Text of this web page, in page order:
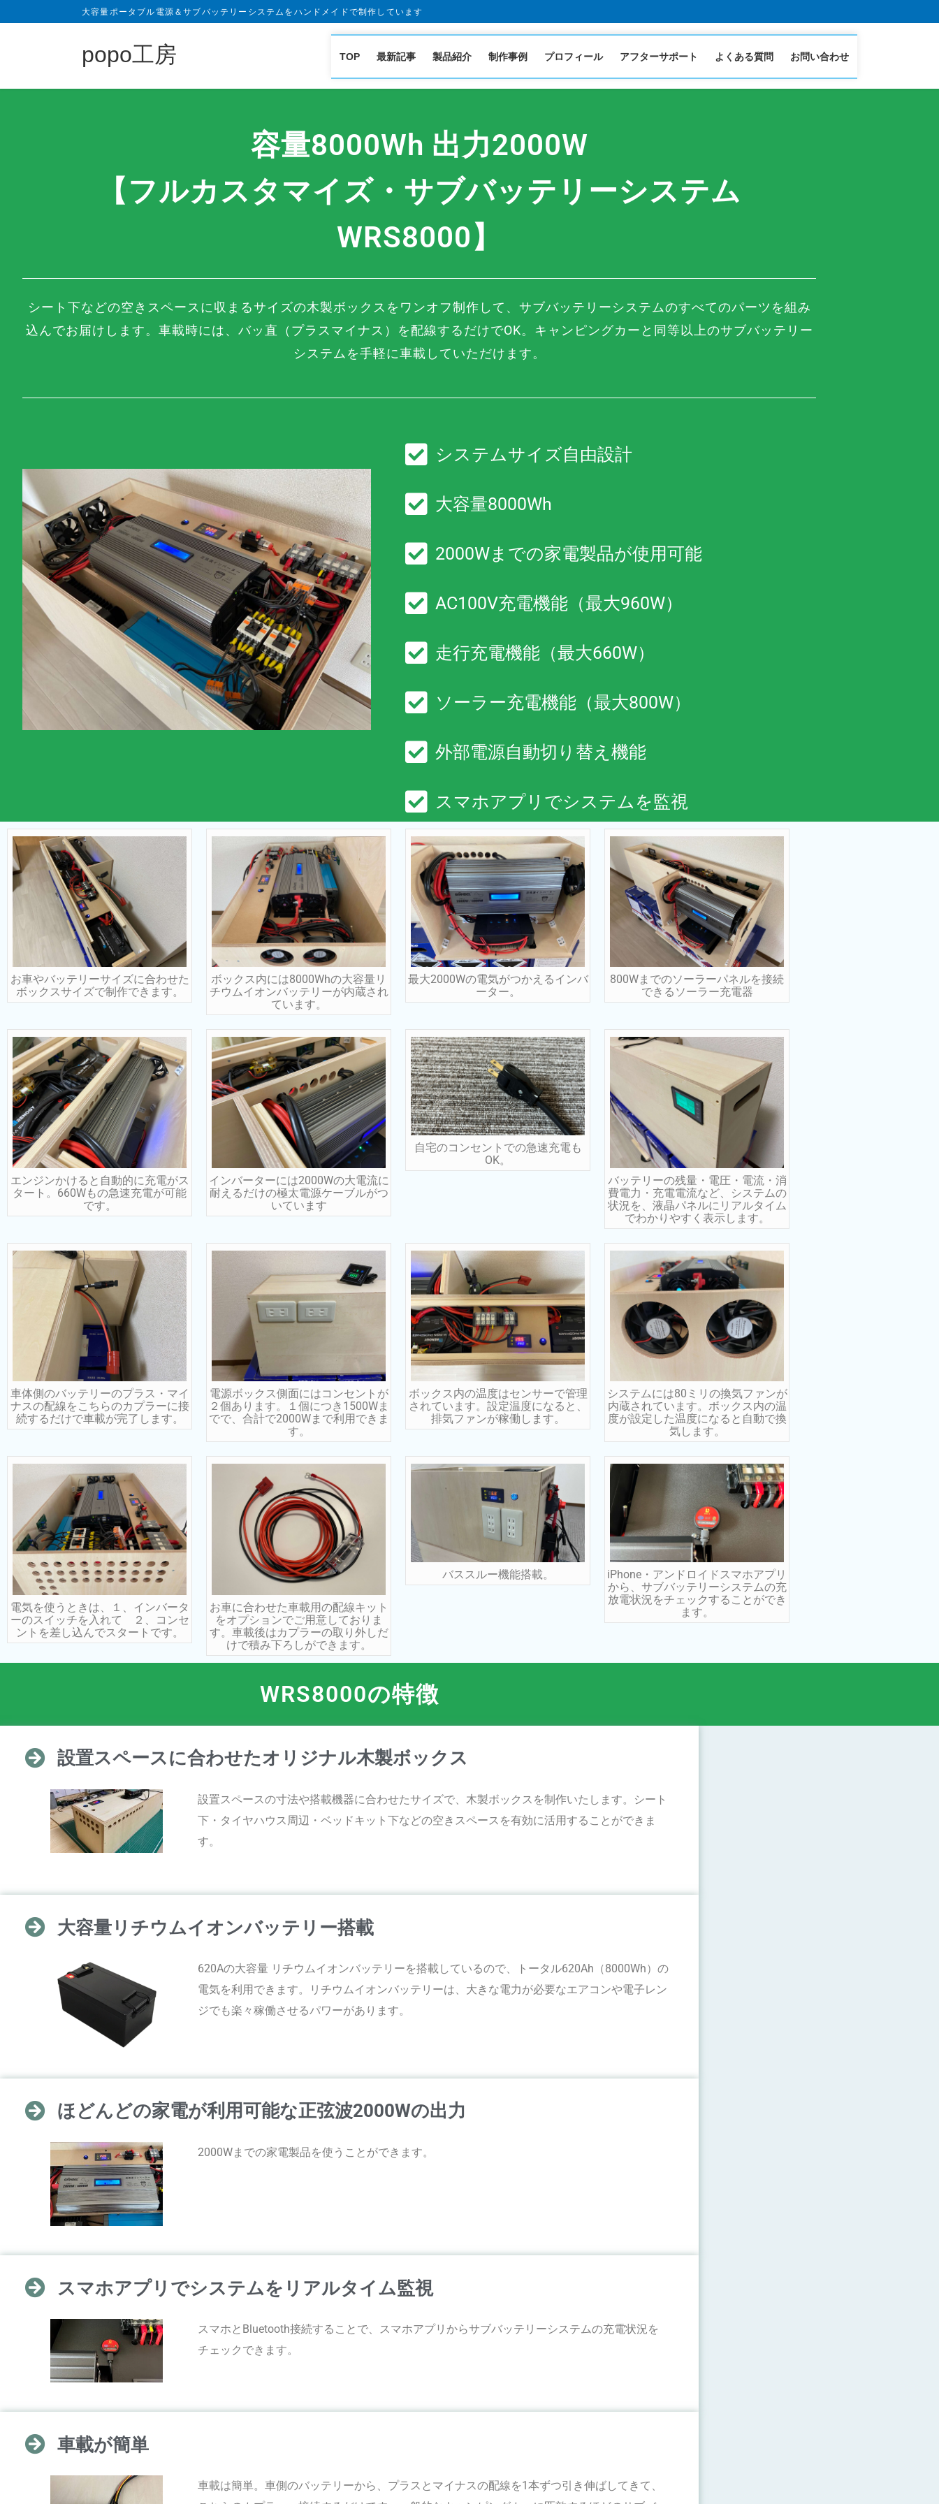
大容量ポータブル電源＆サブバッテリーシステムをハンドメイドで制作しています
popo工房 TOP 最新記事 製品紹介 制作事例 プロフィール アフターサポート よくある質問 お問い合わせ
容量8000Wh 出力2000W
【フルカスタマイズ・サブバッテリーシステム
WRS8000】
シート下などの空き スペースに収まるサイズの木製ボックスをワンオフ制作して、サブバッテリーシステムのすべてのパーツを組み
込んでお届けします。車載時には、バッ直（プラスマイナス）を配線するだけでOK。キャンピングカーと同等以上のサブバッテリー
システムを手軽に車載していただけます。
システムサイズ自由設計
大容量8000Wh
2000Wまでの家電製品が使用可能
AC100V充電機能（最大960W）
走行充電機能（最大660W）
ソーラー充電機能（最大800W）
外部電源自動切り替え機能
スマホアプリでシステムを監視
お車やバッテリーサイズに合わせた
ボックスサイズで制作できます。
ボックス内には8000Whの大容量リ
チウムイオンバッテリーが内蔵され
ています。
最大2000Wの電気がつかえるインバ
ーター。
800Wまでのソーラーパネルを接続
できるソーラー充電器
エンジンかけると自動的に充電がス
タート。660Wもの急速充電が可能
です。
インバーターには2000Wの大電流に
耐えるだけの極太電源ケーブルがつ
いています
自宅のコンセントでの急速充電も
OK。
バッテリーの残量・電圧・電流・消
費電力・充電電流など、システムの
状況を、液晶パネルにリアルタイム
でわかりやすく表示します。
車体側のバッテリーのプラス・マイ
ナスの配線をこちらのカプラーに接
続するだけで車載が完了します。
電源ボックス側面にはコンセントが
２個あります。１個につき1500Wま
でで、合計で2000Wまで利用できま
す。
ボックス内の温度はセンサーで管理
されています。設定温度になると、
排気ファンが稼働します。
システムには80ミリの換気ファンが
内蔵されています。ボックス内の温
度が設定した温度になると自動で換
気します。
電気を使うときは、１、インバータ
ーのスイッチを入れて ２、コンセ
ントを差し込んでスタートです。
お車に合わせた車載用の配線キット
をオプションでご用意しておりま
す。車載後はカプラーの取り外しだ
けで積み下ろしができます。
バススルー機能搭載。
iPhone・アンドロイドスマホアプリ
から、サブバッテリーシステムの充
放電状況をチェックすることができ
ます。
WRS8000の特徴
設置スペースに合わせたオリジナル木製ボックス
設置スペースの寸法や搭載機器に合わせたサイズで、木製ボックスを制作いたします。シート
下・タイヤハウス周辺・ベッドキット下などの空きスペースを有効に活用することができま
す。
大容量リチウムイオンバッテリー搭載
620Aの大容量 リチウムイオンバッテリーを搭載しているので、トータル620Ah（8000Wh）の
電気を利用できます。リチウムイオンバッテリーは、大きな電力が必要なエアコンや電子レン
ジでも楽々稼働させるパワーがあります。
ほどんどの家電が利用可能な正弦波2000Wの出力
2000Wまでの家電製品を使うことができます。
スマホアプリでシステムをリアルタイム監視
スマホとBluetooth接続することで、スマホアプリからサブバッテリーシステムの充電状況を
チェックできます。
車載が簡単
車載は簡単。車側のバッテリーから、プラスとマイナスの配線を1本ずつ引き伸ばしてきて、